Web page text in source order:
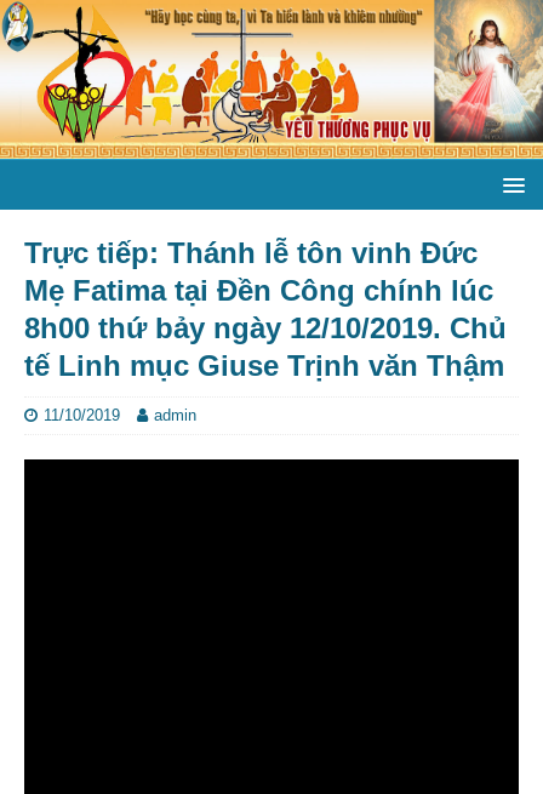
Trực tiếp: Thánh lễ tôn vinh Đức
Mẹ Fatima tại Đền Công chính lúc
8h00 thứ bảy ngày 12/10/2019. Chủ
tế Linh mục Giuse Trịnh văn Thậm
11/10/2019 admin